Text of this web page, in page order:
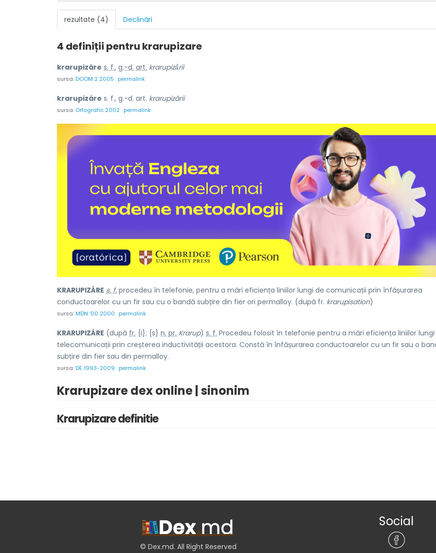
rezultate (4) Declinări
4 definiții pentru krarupizare
krarupizáre s. f., g.-d. art. krarupizắrii
sursa:DOOM 2 2005 permalink
krarupizáre s. f., g.-d. art. krarupizării
sursa: Ortografic 2002 permalink
KRARUPIZÁRE s. f. procedeu în telefonie, pentru a mări eficiența liniilor lungi de comunicații prin înfășurarea
conductoarelor cu un fir sau cu o bandă subțire din fier ori permalloy. (după fr. krarupisation)
sursa:MDN '00 2000 permalink
KRARUPIZÁRE (după fr. {i}; {s} n. pr. Krarup) s. f. Procedeu folosit în telefonie pentru a mări eficiența liniilor
telecomunicații prin creșterea inductivității acestora. Constă în înfășurarea conductoarelor cu un fir sau o
subțire din fier sau din permalloy.
sursa:DE 1993-2009 permalink
Krarupizare dex online | sinonim
Krarupizare definitie
© Dex.md. All Right Reserved
Social